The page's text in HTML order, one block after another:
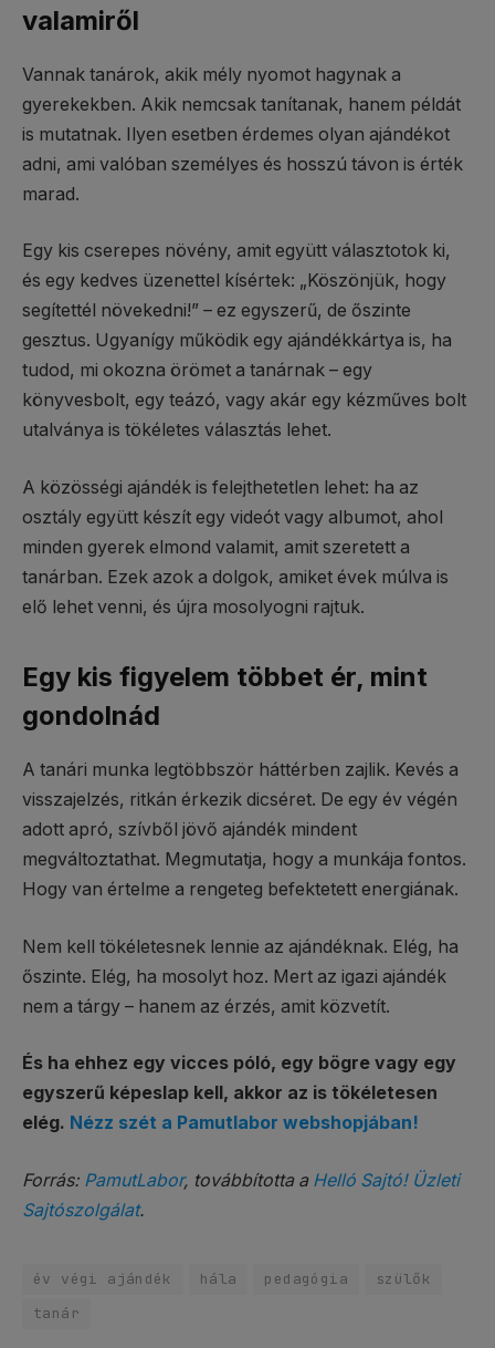
valamiről
Vannak tanárok, akik mély nyomot hagynak a
gyerekekben. Akik nemcsak tanítanak, hanem példát
is mutatnak. Ilyen esetben érdemes olyan ajándékot
adni, ami valóban személyes és hosszú távon is érték
marad.
Egy kis cserepes növény, amit együtt választotok ki,
és egy kedves üzenettel kísértek: „Köszönjük, hogy
segítettél növekedni!” – ez egyszerű, de őszinte
gesztus. Ugyanígy működik egy ajándékkártya is, ha
tudod, mi okozna örömet a tanárnak – egy
könyvesbolt, egy teázó, vagy akár egy kézműves bolt
utalványa is tökéletes választás lehet.
A közösségi ajándék is felejthetetlen lehet: ha az
osztály együtt készít egy videót vagy albumot, ahol
minden gyerek elmond valamit, amit szeretett a
tanárban. Ezek azok a dolgok, amiket évek múlva is
elő lehet venni, és újra mosolyogni rajtuk.
Egy kis figyelem többet ér, mint
gondolnád
A tanári munka legtöbbször háttérben zajlik. Kevés a
visszajelzés, ritkán érkezik dicséret. De egy év végén
adott apró, szívből jövő ajándék mindent
megváltoztathat. Megmutatja, hogy a munkája fontos.
Hogy van értelme a rengeteg befektetett energiának.
Nem kell tökéletesnek lennie az ajándéknak. Elég, ha
őszinte. Elég, ha mosolyt hoz. Mert az igazi ajándék
nem a tárgy – hanem az érzés, amit közvetít.
És ha ehhez egy vicces póló, egy bögre vagy egy
egyszerű képeslap kell, akkor az is tökéletesen
elég. Nézz szét a Pamutlabor webshopjában!
Forrás: PamutLabor, továbbította a Helló Sajtó! Üzleti
Sajtószolgálat.
év végi ajándék hála pedagógia
szülők
tanár